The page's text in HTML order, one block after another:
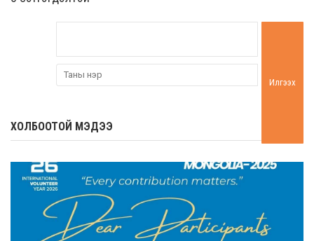
Илгээх
ХОЛБООТОЙ МЭДЭЭ